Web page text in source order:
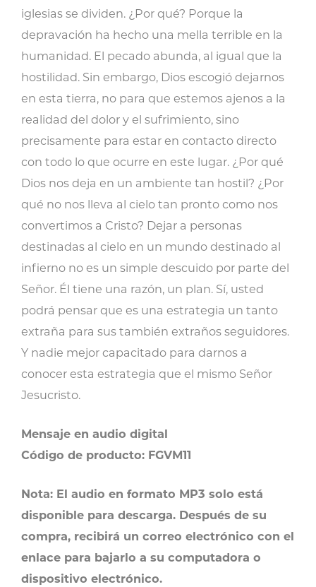
discordia
cantidad
iglesias se dividen. ¿Por qué? Porque la
depravación ha hecho una mella terrible en la
humanidad. El pecado abunda, al igual que la
hostilidad. Sin embargo, Dios escogió dejarnos
en esta tierra, no para que estemos ajenos a la
realidad del dolor y el sufrimiento, sino
precisamente para estar en contacto directo
con todo lo que ocurre en este lugar. ¿Por qué
Dios nos deja en un ambiente tan hostil? ¿Por
qué no nos lleva al cielo tan pronto como nos
convertimos a Cristo? Dejar a personas
destinadas al cielo en un mundo destinado al
infierno no es un simple descuido por parte del
Señor. Él tiene una razón, un plan. Sí, usted
podrá pensar que es una estrategia un tanto
extraña para sus también extraños seguidores.
Y nadie mejor capacitado para darnos a
conocer esta estrategia que el mismo Señor
Jesucristo.
Mensaje en audio digital
Código de producto: FGVM11
Nota: El audio en formato MP3 solo está
disponible para descarga. Después de su
compra, recibirá un correo electrónico con el
enlace para bajarlo a su computadora o
dispositivo electrónico.